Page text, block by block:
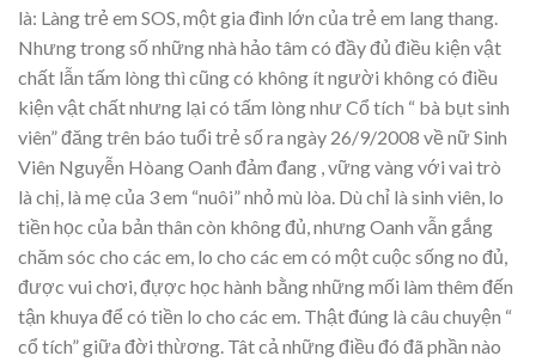
là: Làng trẻ em SOS, một gia đình lớn của trẻ em lang thang.
Nhưng trong số những nhà hảo tâm có đầy đủ điều kiện vật
chất lẫn tấm lòng thì cũng có không ít người không có điều
kiện vật chất nhưng lại có tấm lòng như Cổ tích “ bà bụt sinh
viên” đăng trên báo tuổi trẻ số ra ngày 26/9/2008 về nữ Sinh
Viên Nguyễn Hòang Oanh đảm đang , vững vàng với vai trò
là chị, là mẹ của 3 em “nuôi” nhỏ mù lòa. Dù chỉ là sinh viên, lo
tiền học của bản thân còn không đủ, nhưng Oanh vẫn gắng
chăm sóc cho các em, lo cho các em có một cuộc sống no đủ,
được vui chơi, đựợc học hành bằng những mối làm thêm đến
tận khuya để có tiền lo cho các em. Thật đúng là câu chuyện “
cổ tích” giữa đời thừơng. Tât cả những điều đó đã phần nào